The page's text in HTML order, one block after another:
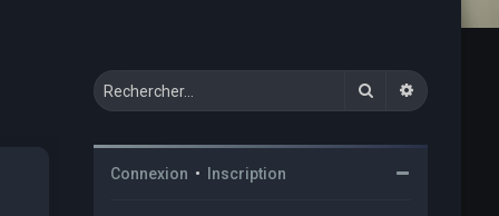
Rechercher
Connexion • Inscription